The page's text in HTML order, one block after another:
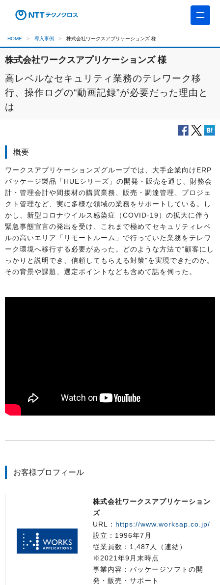
HOME 導入事例 株式会社ワークスアプリケーションズ 様
株式会社ワークスアプリケーションズ 様
高レベルなセキュリティ業務のテレワーク移
行、操作ログの“動画記録”が必要だった理由と
は
概要
ワークスアプリケーションズグループでは、大手企業向けERP
パッケージ製品「HUEシリーズ」の開発・販売を通じ、財務会
計・管理会計や間接材の購買業務、販売・調達管理、プロジェ
クト管理など、実に多様な領域の業務をサポートしている。し
かし、新型コロナウイルス感染症（COVID-19）の拡大に伴う
緊急事態宣言の発出を受け、これまで極めてセキュリティレベ
ルの高いエリア「リモートルーム」で行っていた業務をテレワ
ーク環境へ移行する必要があった。どのような方法で“顧客にし
っかりと説明でき、信頼してもらえる対策”を実現できたのか。
その背景や課題、選定ポイントなども含めて話を伺った。
お客様プロフィール
株式会社ワークスアプリケーション
ズ
URL： https://www.worksap.co.jp/
設立：1996年7月
従業員数：1,487人（連結）
※2021年9月末時点
事業内容：パッケージソフトの開
発・販売・サポート